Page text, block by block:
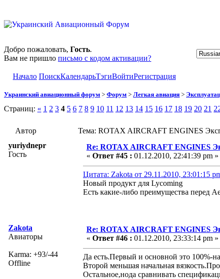
Добро пожаловать, Гость.
Вам не пришло письмо с кодом активации?
Начало ПоискКалендарьТэгиВойтиРегистрация
Украинский авиационный форум > Форум > Легкая авиация >
Страниц: « 1 2 3 4 5 6 7 8 9 10 11 12 13 14 15 16 17 18 19 20 21
Автор
Тема: ROTAX AIRCRAFT ENGINES
yuriydnepr
Гость
Re: ROTAX AIRCRAFT ENGINES
« Ответ #45 : 01.12.2010, 22:41:39 pm »
Цитата: Zakota от 29.11.2010, 23:01:15
Новый продукт для Lycoming
Есть какие-либо преимущества перед
Zakota
Авиаторы
Karma: +93/-44
Offline
Re: ROTAX AIRCRAFT ENGINES
« Ответ #46 : 01.12.2010, 23:33:14 pm »
Да есть.Первый и основной это 100%-
Второй меньшая начальная
Остальное,нода сравнивать